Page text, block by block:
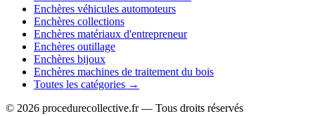
Enchères véhicules automoteurs
Enchères collections
Enchères matériaux d'entrepreneur
Enchères outillage
Enchères bijoux
Enchères machines de traitement du bois
Toutes les catégories →
© 2026 procedurecollective.fr — Tous droits réservés